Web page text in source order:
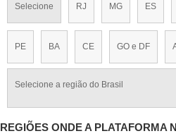
Selecione RJ MG ES
PE BA CE GO e DF
Selecione a região do Brasil
REGIÕES ONDE A PLATAFORMA